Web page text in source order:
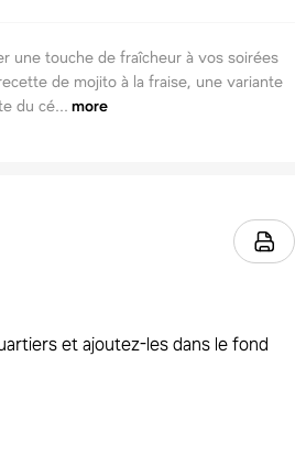
une touche de fraîcheur à vos soirées
de mojito à la fraise, une variante
du cé... more
et ajoutez-les dans le fond